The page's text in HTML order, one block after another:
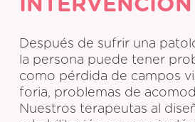
Después de sufrir una
la persona puede tener
como pérdida de campos
foria, problemas de
Nuestros terapeutas al